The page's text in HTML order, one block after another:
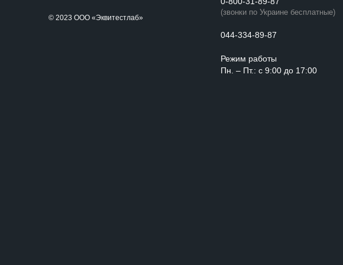
© 2023 ООО «Эквитестлаб»
(звонки по Украине бесплатные)
044-334-89-87
Режим работы
Пн. – Пт.: с 9:00 до 17:00